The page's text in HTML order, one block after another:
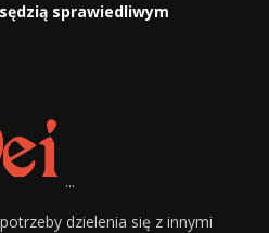
sprawiedliwym
...
dzielenia się z innymi